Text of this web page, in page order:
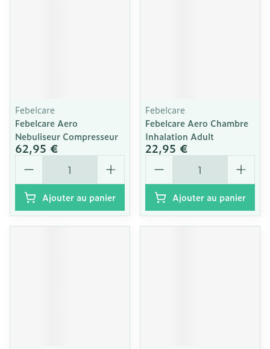
Febelcare
Febelcare Aero
Nebuliseur Compresseur
62,95 €
Quantité
Ajouter au panier
Febelcare
Febelcare Aero Chambre
Inhalation Adult
22,95 €
Quantité
Ajouter au panier